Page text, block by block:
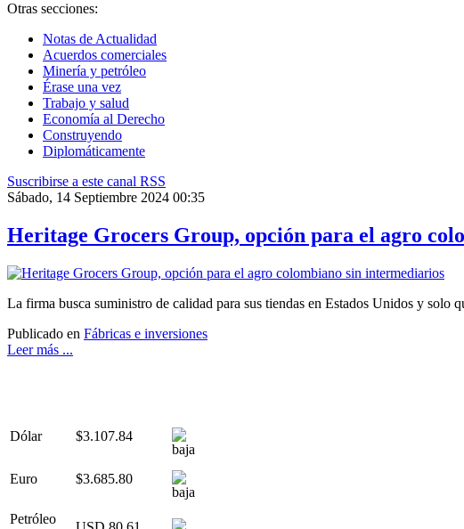
Otras secciones:
Notas de Actualidad
Acuerdos comerciales
Minería y petróleo
Érase una vez
Trabajo y salud
Economía al Derecho
Construyendo
Diplomáticamente
Suscribirse a este canal RSS
Sábado, 14 Septiembre 2024 00:35
Heritage Grocers Group, opción para el agro
La firma busca suministro de calidad para sus tiendas en Estados Unidos y solo
Publicado en Fábricas e inversiones
Leer más ...
Dólar $3.107.84
Euro $3.685.80
Petróleo